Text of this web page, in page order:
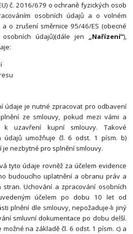
č. 2016/679 o ochraně fyzických osob
osobních údajů a o volném
o zrušení směrnice 95/46/ES (obecné
údajů)(dále jen „Nařízení“),
údaje je nutné zpracovat pro odbavení
ze smlouvy, pokud mezi vámi a
k uzavření kupní smlouvy. Takové
údajů umožňuje čl. 6 odst. 1 písm. b)
je nezbytné pro splnění smlouvy.
tyto údaje rovněž za účelem evidence
budoucího uplatnění a obranu práv a
stran. Uchování a zpracování osobních
účelem po dobu 10 let od
plnění dle smlouvy, nepožaduje-li jiný
smluvní dokumentace po dobu delší.
na základě čl. 6 odst. 1 písm. c) a